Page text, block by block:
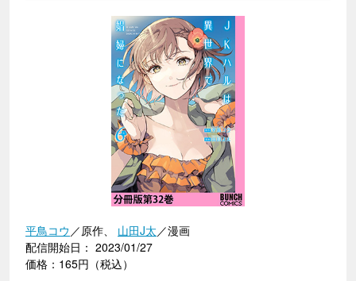
平鳥コウ ／原作、 山田J太／漫画
配信開始日： 2023/01/27
価格：165円（税込）